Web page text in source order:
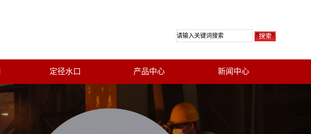
定径水口 产品中心 新闻中心